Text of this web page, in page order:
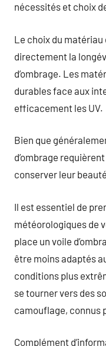
nécessités et choix
Le choix du
directement la
d’ombrage. Les
durables face aux
efficacement les UV.
Bien que
d’ombrage
conserver leur
Il est essentiel de
météorologiques de
place un voile
être moins adaptés
conditions plus
se tourner vers des
camouflage, connus
Complément